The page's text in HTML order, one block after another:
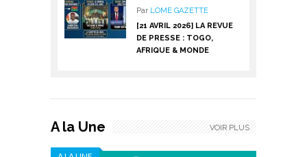
Par LOME GAZETTE
[21 AVRIL 2026] LA REVUE
DE PRESSE : TOGO,
AFRIQUE & MONDE
A la Une VOIR PLUS